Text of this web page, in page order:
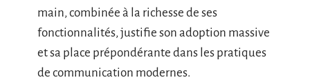
main, combinée à la richesse de ses
fonctionnalités, justifie son adoption massive
et sa place prépondérante dans les pratiques
de communication modernes.